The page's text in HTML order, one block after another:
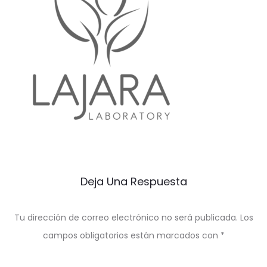
Deja Una Respuesta
Tu dirección de correo electrónico no será publicada. Los
campos obligatorios están marcados con *